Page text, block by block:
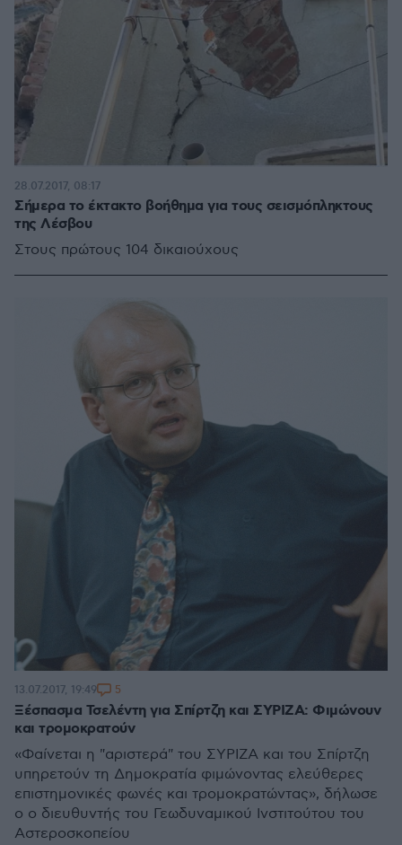
Σήμερα το έκτακτο βοήθημα για τους σεισμόπληκτους
της Λέσβου
Στους πρώτους 104 δικαιούχους
28.07.2017, 08:17
Ξέσπασμα Τσελέντη για Σπίρτζη και ΣΥΡΙΖΑ: Φιμώνουν
και τρομοκρατούν
«Φαίνεται η "αριστερά" του ΣΥΡΙΖΑ και του Σπίρτζη
υπηρετούν τη Δημοκρατία φιμώνοντας ελεύθερες
επιστημονικές φωνές και τρομοκρατώντας», δήλωσε
ο ο διευθυντής του Γεωδυναμικού Ινστιτούτου του
Αστεροσκοπείου
13.07.2017, 19:49 5